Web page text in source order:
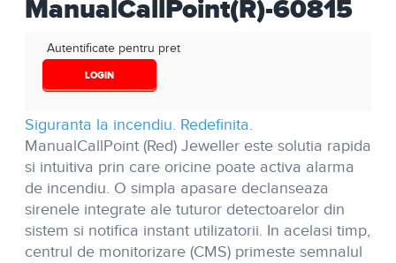
ManualCallPoint(R)-60815
Autentificate pentru pret
LOGIN
Siguranta la incendiu. Redefinita.
ManualCallPoint (Red) Jeweller este solutia rapida
si intuitiva prin care oricine poate activa alarma
de incendiu. O simpla apasare declanseaza
sirenele integrate ale tuturor detectoarelor din
sistem si notifica instant utilizatorii. In acelasi timp,
centrul de monitorizare (CMS) primeste semnalul